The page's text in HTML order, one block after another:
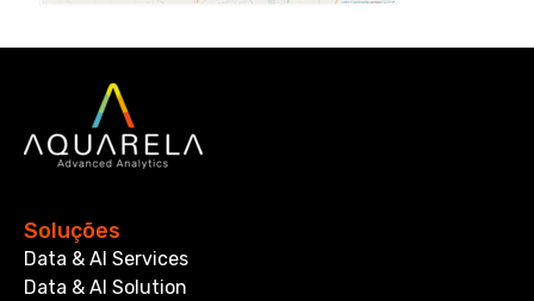
Soluções
Data & AI Services
Data & AI Solution